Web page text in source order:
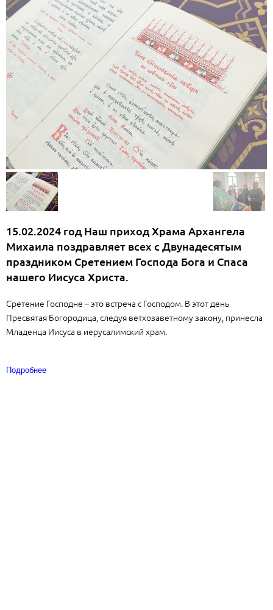
15.02.2024 год Наш приход Храма Архангела
Михаила поздравляет всех с Двунадесятым
праздником Сретением Господа Бога и Спаса
нашего Иисуса Христа.
Сретение Господне – это встреча с Господом. В этот день
Пресвятая Богородица, следуя ветхозаветному закону, принесла
Младенца Иисуса в иерусалимский храм.
Подробнее